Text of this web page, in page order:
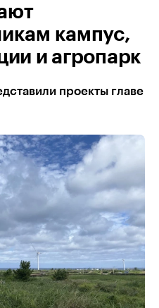
кампус,
и агропарк
проекты главе